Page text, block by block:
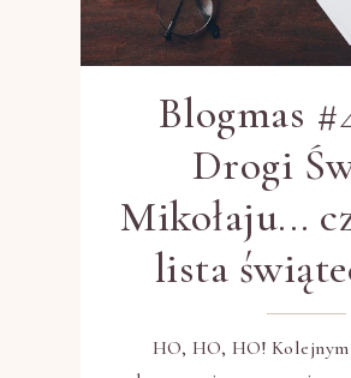
Blogmas
Drogi
Mikołaju...
lista
HO, HO, HO!